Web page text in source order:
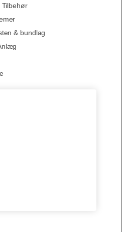
Tilbehør
& bundlag